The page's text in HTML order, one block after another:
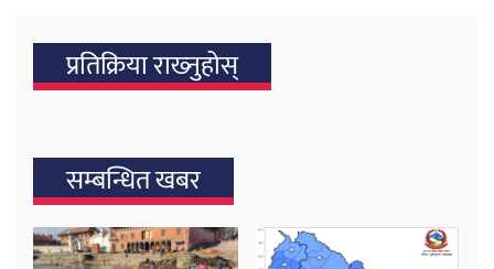
प्रतिक्रिया राख्‍नुहोस्
सम्बन्धित खबर